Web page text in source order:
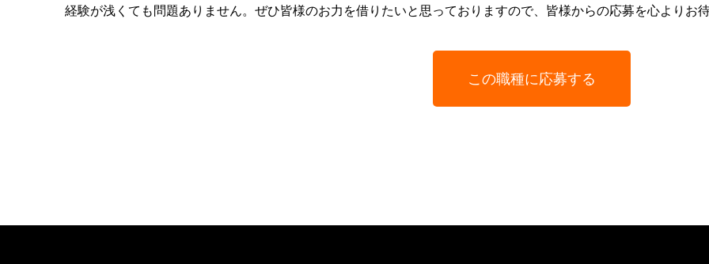
経験が浅くても問題ありません。ぜひ皆様のお力を借りたいと思っておりますので、皆様からの応募を心よりお
この職種に応募する